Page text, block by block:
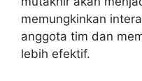
memungkinkan
anggota tim dan
lebih efektif.